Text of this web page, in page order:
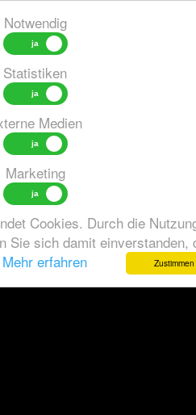
Notwendig
Statistiken
Medien
Marketing
Cookies. Durch die
Sie sich damit einverstanden,
Mehr erfahren Zustimmen
Portal Mobile
- Plugin für WEB-PHP
Mobile